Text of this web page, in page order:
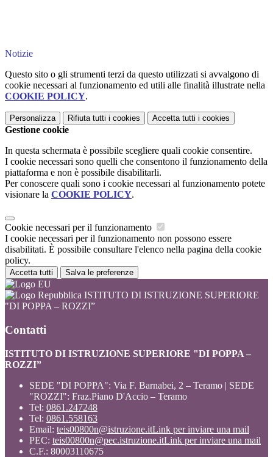
Notizie
Questo sito o gli strumenti terzi da questo utilizzati si avvalgono di
cookie necessari al funzionamento ed utili alle finalità illustrate nella
COOKIE POLICY.
Personalizza Rifiuta tutti i cookies Accetta tutti i cookies
Gestione cookie
In questa schermata è possibile scegliere quali cookie consentire.
I cookie necessari sono quelli che consentono il funzionamento della
piattaforma e non è possibile disabilitarli.
Per conoscere quali sono i cookie necessari al funzionamento potete
visionare la COOKIE POLICY.
Cookie necessari per il funzionamento
I cookie necessari per il funzionamento non possono essere
disabilitati. È possibile consultare l'elenco nella pagina della cookie
policy.
Accetta tutti Salva le preferenze
ISTITUTO DI ISTRUZIONE SUPERIORE
"DI POPPA – ROZZI”
Contatti
ISTITUTO DI ISTRUZIONE SUPERIORE "DI POPPA –
ROZZI”
SEDE "DI POPPA": Via F. Barnabei, 2 – Teramo | SEDE
"ROZZI": Fraz.Piano D'Accio – Teramo
Tel: 0861.247248
Tel: 0861.558163
Email: teis00800n@istruzione.itLink per inviare una mail
PEC: teis00800n@pec.istruzione.itLink per inviare una mail
C.F.: 80003110675